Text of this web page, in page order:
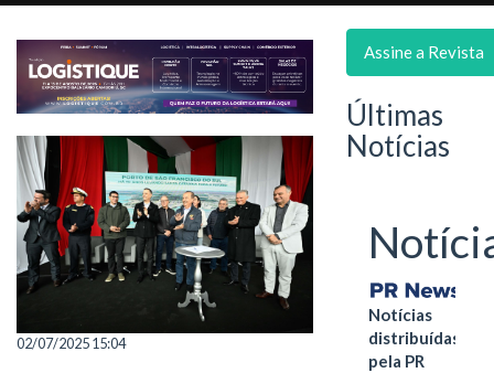
02/07/2025 15:04
Assine a Revista
Últimas
Notícias
Notícias
distribuídas
pela PR